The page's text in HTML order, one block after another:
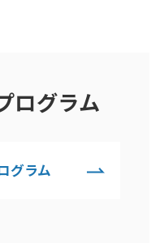
ログラム
グラム